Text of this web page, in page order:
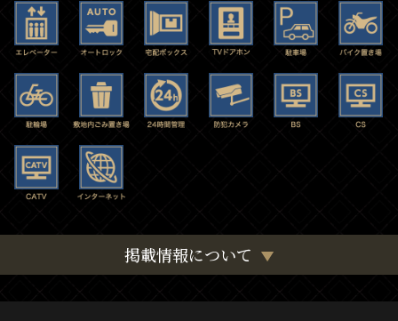
掲載情報について